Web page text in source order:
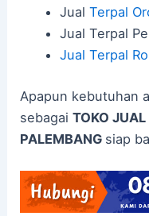
Jual Terpal
Jual Terpal
Jual Terpal
Apapun kebutuhan
sebagaiTOKO JUAL
PALEMBANG siap